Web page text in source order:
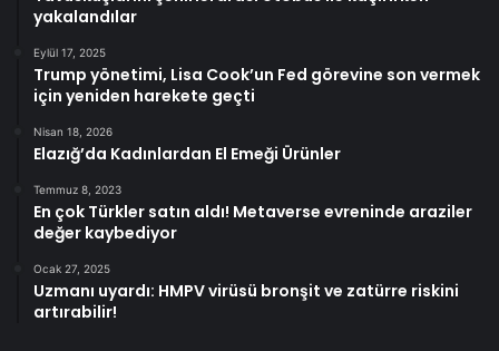
yakalandılar
Eylül 17, 2025
Trump yönetimi, Lisa Cook’un Fed görevine son vermek
için yeniden harekete geçti
Nisan 18, 2026
Elazığ’da Kadınlardan El Emeği Ürünler
Temmuz 8, 2023
En çok Türkler satın aldı! Metaverse evreninde araziler
değer kaybediyor
Ocak 27, 2025
Uzmanı uyardı: HMPV virüsü bronşit ve zatürre riskini
artırabilir!